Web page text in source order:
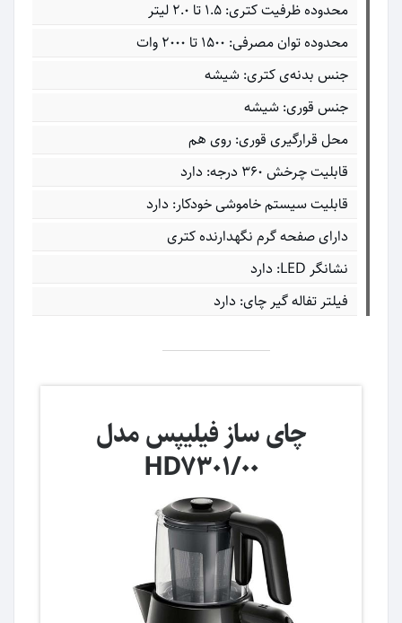
محدوده ظرفیت کتری: ۱.۵ تا ۲.۰ لیتر
محدوده توان مصرفی: ۱۵۰۰ تا ۲۰۰۰ وات
جنس بدنه‌ی کتری: شیشه
جنس قوری: شیشه
محل قرارگیری قوری: روی هم
قابلیت چرخش ۳۶۰ درجه: دارد
قابلیت سیستم خاموشی خودکار: دارد
دارای صفحه گرم نگهدارنده کتری
نشانگر LED: دارد
فیلتر تفاله گیر چای: دارد
چای ساز فیلیپس مدل
HD7301/00